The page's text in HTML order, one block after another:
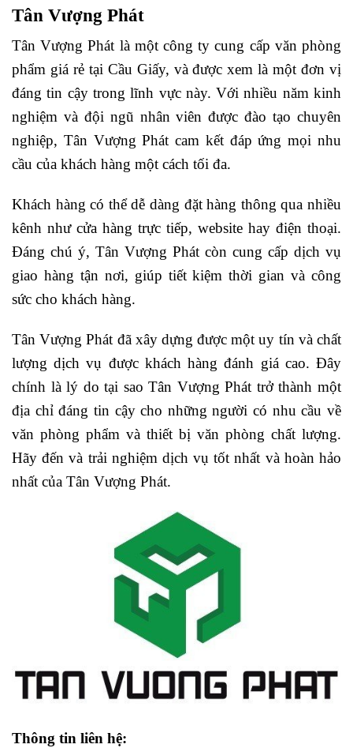
Tân Vượng Phát
Tân Vượng Phát là một công ty cung cấp văn phòng
phẩm giá rẻ tại Cầu Giấy, và được xem là một đơn vị
đáng tin cậy trong lĩnh vực này. Với nhiều năm kinh
nghiệm và đội ngũ nhân viên được đào tạo chuyên
nghiệp, Tân Vượng Phát cam kết đáp ứng mọi nhu
cầu của khách hàng một cách tối đa.
Khách hàng có thể dễ dàng đặt hàng thông qua nhiều
kênh như cửa hàng trực tiếp, website hay điện thoại.
Đáng chú ý, Tân Vượng Phát còn cung cấp dịch vụ
giao hàng tận nơi, giúp tiết kiệm thời gian và công
sức cho khách hàng.
Tân Vượng Phát đã xây dựng được một uy tín và chất
lượng dịch vụ được khách hàng đánh giá cao. Đây
chính là lý do tại sao Tân Vượng Phát trở thành một
địa chỉ đáng tin cậy cho những người có nhu cầu về
văn phòng phẩm và thiết bị văn phòng chất lượng.
Hãy đến và trải nghiệm dịch vụ tốt nhất và hoàn hảo
nhất của Tân Vượng Phát.
Thông tin liên hệ: